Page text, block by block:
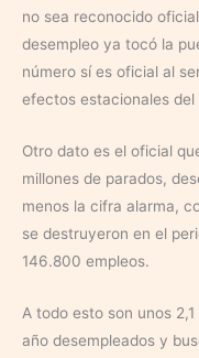
no sea reconocido
desempleo ya tocó la
número sí es oficial al
efectos estacionales del
Otro dato es el oficial
millones de parados,
menos la cifra alarma,
se destruyeron en el
146.800 empleos.
A todo esto son unos
año desempleados y